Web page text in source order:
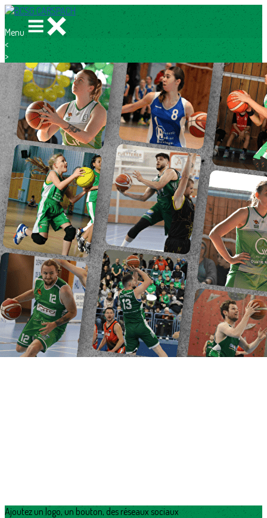
Menu
<
>
Archives
Articles de presse
Vidéos
?>
Images de la page d'accueil
Cliquez pour éditer
Ajoutez un logo, un bouton, des réseaux sociaux